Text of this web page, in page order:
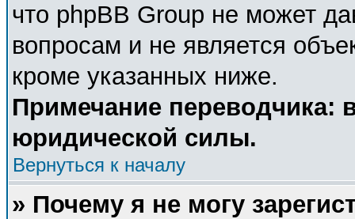
что phpBB Group не может
вопросам и не является
кроме указанных ниже.
Примечание переводчика:
юридической силы.
Вернуться к началу
» Почему я не могу